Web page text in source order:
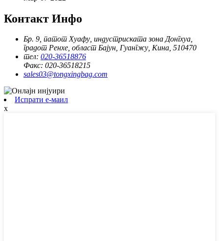
Контакт Инфо
Бр. 9, патот Хуафу, индустриската зона Донгхуа,
градот Ренхе, област Бајун, Гуангжу, Кина, 510470
тел: 020-36518876
Факс: 020-36518215
sales03@tongxingbag.com
Испрати е-маил
x